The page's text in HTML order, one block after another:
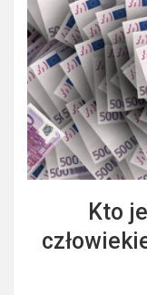
Kto